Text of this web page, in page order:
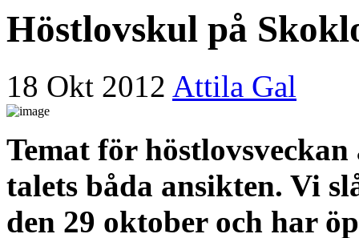
Höstlovskul på
18 Okt 2012 Attila Gal
Temat för
talets båda ansikten. Vi
den 29 oktober och har